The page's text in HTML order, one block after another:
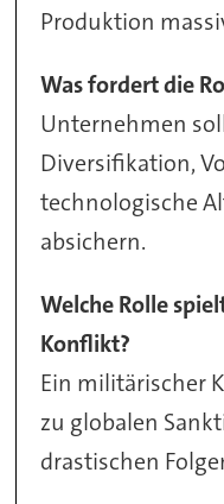
Produktion
Was fordert die
Unternehmen
Diversifikation,
technologische
absichern.
Welche Rolle
Konflikt?
Ein militärischer
zu globalen
drastischen